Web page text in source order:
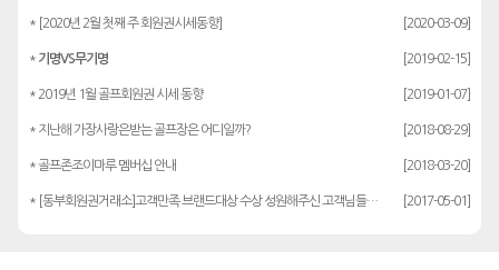
* [2020년 2월 첫째 주 회원권시세동향] [2020-03-09]
* 기명VS무기명 [2019-02-15]
* 2019년 1월 골프회원권 시세 동향 [2019-01-07]
* 지난해 가장사랑은받는 골프장은 어디일까? [2018-08-29]
* 골프존조이마루 멤버십 안내 [2018-03-20]
* [동부회원권거래소]고객만족 브랜드대상 수상 성원해주신 고객님들께 감사드립… [2017-05-01]